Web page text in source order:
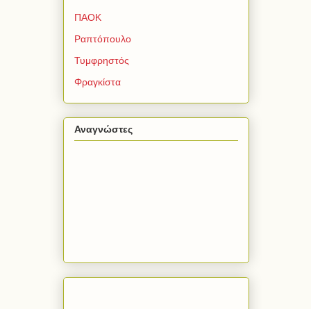
ΠΑΟΚ
Ραπτόπουλο
Τυμφρηστός
Φραγκίστα
Αναγνώστες